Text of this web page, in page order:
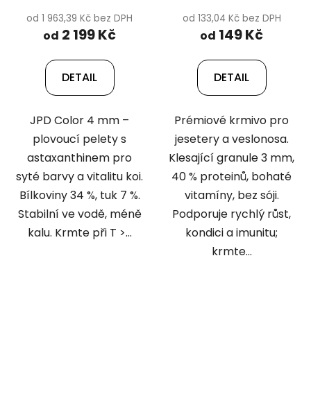
od 1 963,39 Kč bez DPH
od 2 199 Kč
DETAIL
JPD Color 4 mm –
plovoucí pelety s
astaxanthinem pro
syté barvy a vitalitu koi.
Bílkoviny 34 %, tuk 7 %.
Stabilní ve vodě, méně
kalu. Krmte při T >...
od 133,04 Kč bez DPH
od 149 Kč
DETAIL
Prémiové krmivo pro
jesetery a veslonosa.
Klesající granule 3 mm,
40 % proteinů, bohaté
vitamíny, bez sóji.
Podporuje rychlý růst,
kondici a imunitu;
krmte...